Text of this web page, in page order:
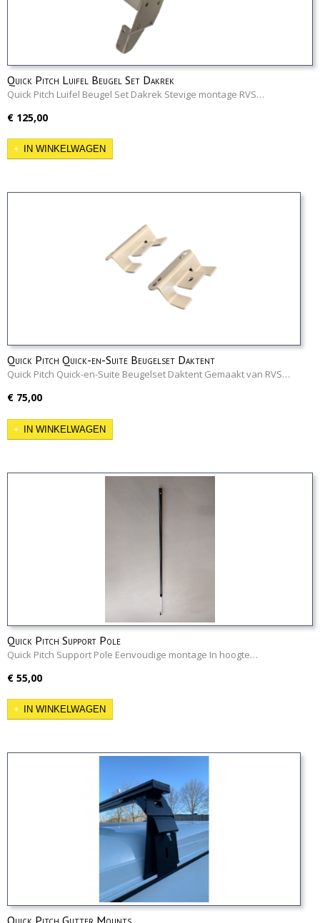
Quick Pitch Luifel Beugel Set Dakrek
Quick Pitch Luifel Beugel Set Dakrek Stevige montage RVS…
€ 125,00
IN WINKELWAGEN
Quick Pitch Quick-en-Suite Beugelset Daktent
Quick Pitch Quick-en-Suite Beugelset Daktent Gemaakt van RVS…
€ 75,00
IN WINKELWAGEN
Quick Pitch Support Pole
Quick Pitch Support Pole Eenvoudige montage In hoogte…
€ 55,00
IN WINKELWAGEN